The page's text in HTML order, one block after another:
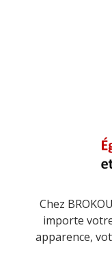
Chez
importe
apparence,